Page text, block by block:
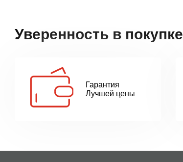
Уверенность в покупке
Гарантия
Лучшей цены